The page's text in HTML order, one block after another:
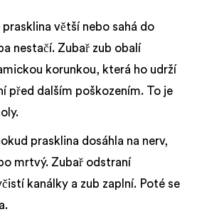
větší nebo sahá do
nestačí. Zubař zub obalí
korunkou, která ho udrží
před dalším poškozením. To je
prasklina dosáhla na nerv,
mrtvý. Zubař odstraní
kanálky a zub zaplní. Poté se